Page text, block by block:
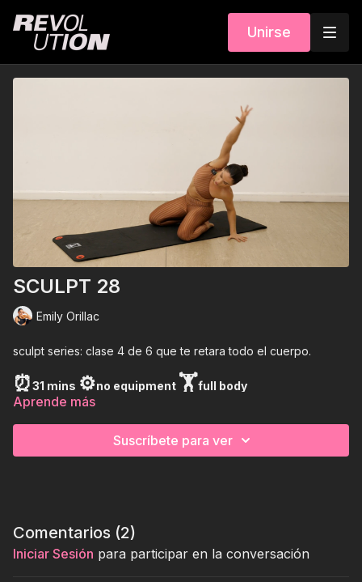
Unirse
SCULPT 28
Emily Orillac
sculpt series: clase 4 de 6 que te retara todo el cuerpo.
⏰31 mins ⚙️no equipment 🏋full body
Aprende más
Suscríbete para ver
Comentarios (2)
Iniciar Sesión para participar en la conversación